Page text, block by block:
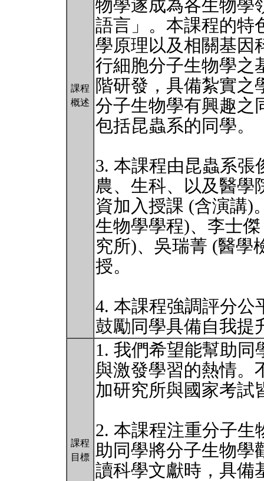
課程
概述
物學遂成為各生物學
語言」。本課程的特
學原理以及相關基因
行細胞分子生物學之
階研發，具備紮實之
分子生物學有興趣之
包括昆蟲系的同學。
3. 本課程由昆蟲系張
農、生科、以及醫學
資加入授課 (含演講)
生物學學程)、李士
究所)、吳瑞菁 (醫學
授。
4. 本課程強調評分公
鼓勵同學具備自我提
課程
目標
1. 我們希望能幫助
與激發學習的熱情。
加研究所與國家考試
2. 本課程注重分子生
助同學將分子生物學
讀科學文獻時，具備